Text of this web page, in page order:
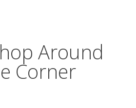
Around
Corner